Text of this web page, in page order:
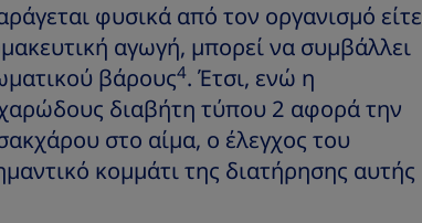
φυσικά από τον οργανισμό είτε
αγωγή, μπορεί να συμβάλλει
βάρους4. Έτσι, ενώ η
διαβήτη τύπου 2 αφορά την
στο αίμα, ο έλεγχος του
κομμάτι της διατήρησης αυτής